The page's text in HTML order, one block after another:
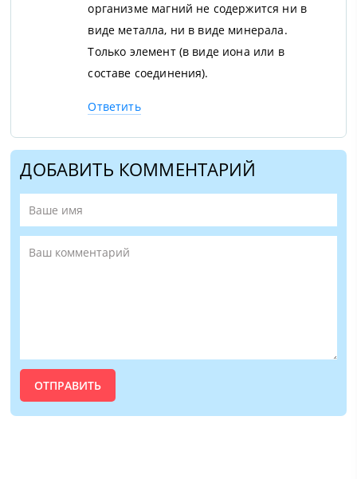
организме магний не содержится ни в
виде металла, ни в виде минерала.
Только элемент (в виде иона или в
составе соединения).
Ответить
ДОБАВИТЬ КОММЕНТАРИЙ